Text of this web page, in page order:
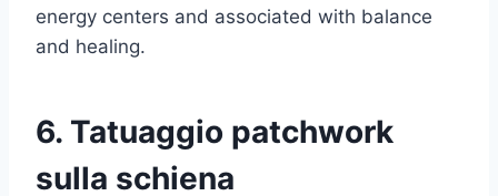
energy centers and associated with balance
and healing.
6. Tatuaggio patchwork
sulla schiena